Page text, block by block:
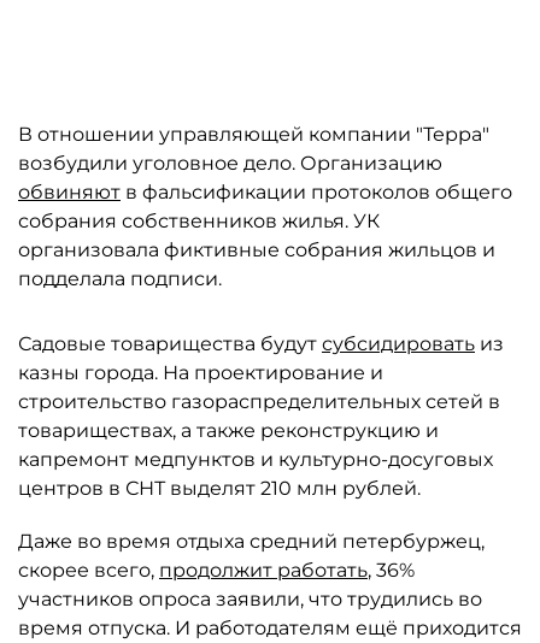
В отношении управляющей компании "Терра"
возбудили уголовное дело. Организацию
обвиняют в фальсификации протоколов общего
собрания собственников жилья. УК
организовала фиктивные собрания жильцов и
подделала подписи.
Садовые товарищества будут субсидировать из
казны города. На проектирование и
строительство газораспределительных сетей в
товариществах, а также реконструкцию и
капремонт медпунктов и культурно-досуговых
центров в СНТ выделят 210 млн рублей.
Даже во время отдыха средний петербуржец,
скорее всего, продолжит работать, 36%
участников опроса заявили, что трудились во
время отпуска. И работодателям ещё приходится